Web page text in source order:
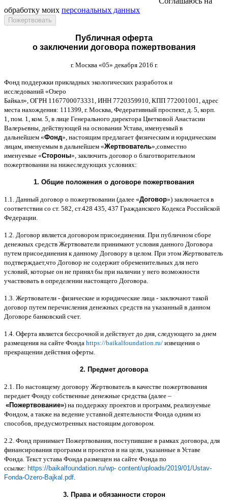
обработку моих персональных данных
Публичная оферта
о заключении договора пожертвования
г. Москва «05» декабря 2016 г.
Фонд поддержки прикладных экологических разработок и
исследований «Озеро
Байкал», ОГРН 1167700073331, ИНН 7720359910, КПП 772001001, адрес
места нахождения: 111399, г. Москва Федеративный проспект, д . 5, корп
1, пом . 1, ком . 5, в лице Генерального директора Цветковой Анастасии
Валерьевны действующей на основании Устава именуемый в
дальнейшем «Фонд», настоящим предлагает физическим и юридическим
лицам именуемым в дальнейшем «Жертвователь», совместно
именуемые «Стороны», заключить договор o благотворительном
пожертвовании на нижеследующих условиях:
1. Общие положения o договоре пожертвования
1.1. Данный договор о пожертвовании (далее «Договор») заключается в
соответствии со ст. 582, ст.428 435, 437 Гражданского Кодекса Российской
Федерации
1.2. Договор является договором присоединения При публичном сборе
денежных средств Жертвователи принимают условия данного Договора
путем присоединения к данному Договору в целом При этом Жертвователь
подтверждает,что Договор не содержит обременительных для него
условий которые он не принял бы при наличии у него возможности
участвовать в определении настоящего Договора
1.3. Жертвователи - физические и юридические лица - заключают такой
договор путем перечисления денежных средств на указанный в данном
Договоре банковский счет.
1.4. Оферта является бессрочной и действует до дня следующего за днем
размещения на сайте Фонда https://baikalfoundation.ru/ извещения о
прекращении действия оферты
2. Предмет договора
2.1. По настоящему договору Жертвователь в качестве пожертвования
передает Фонду собственные денежные средства (далее –
«Пожертвование») на поддержку проектов и программ реализуемые
Фондом а также на ведение уставной деятельности Фонда одним из
способов предусмотренных настоящим договором
2.2. Фонд принимает Пожертвования поступившие в рамках договора для
финансирования программ и проектов и на цели указанные в Уставе
Фонда Текст устава Фонда размещен на сайте Фонда по
ссылке: https://baikalfoundation.ru/wp- content/uploads/2019/01/Ustav-
Fonda-Ozero-Bajkal.pdf
3. Права и обязанности сторон